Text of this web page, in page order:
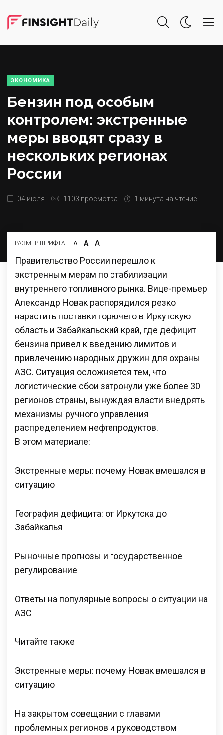
ЭКОНОМИКА
Бензин под особым
контролем: экстренные
меры вводят сразу в
нескольких регионах
России
04 июля 1103 просмотра 1 минута на чтение
РАЗМЕР ШРИФТА: А А А
Правительство России перешло к
экстренным мерам по стабилизации
внутреннего топливного рынка. Вице-премьер
Александр Новак распорядился резко
нарастить поставки горючего в Иркутскую
область и Забайкальский край, где дефицит
бензина привел к введению лимитов и
привлечению народных дружин для охраны
АЗС. Ситуация осложняется тем, что
логистические сбои затронули уже более 30
регионов страны, вынуждая власти внедрять
механизмы ручного управления
распределением нефтепродуктов.
В этом материале:
Экстренные меры: почему Новак вмешался в
ситуацию
География дефицита: от Иркутска до
Забайкалья
Рыночные прогнозы и государственное
регулирование
Ответы на популярные вопросы о ситуации на
АЗС
Читайте также
Экстренные меры: почему Новак вмешался в
ситуацию
На закрытом совещании с главами
проблемных регионов и руководством